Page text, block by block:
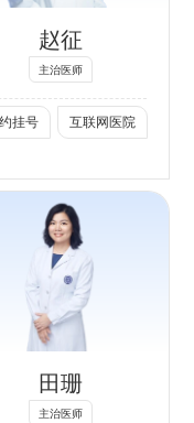
赵征
主治医师
挂号 互联网医院
田珊
主治医师